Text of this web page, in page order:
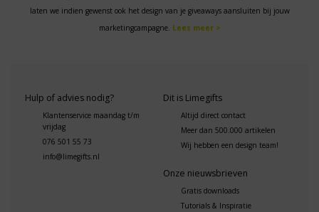
laten we indien gewenst ook het design van je giveaways aansluiten bij jouw
marketingcampagne. Lees meer >
Hulp of advies nodig?
Klantenservice maandag t/m
vrijdag
076 501 55 73
info@limegifts.nl
Dit is Limegifts
Altijd direct contact
Meer dan 500.000 artikelen
Wij hebben een design team!
Onze nieuwsbrieven
Gratis downloads
Tutorials & Inspiratie